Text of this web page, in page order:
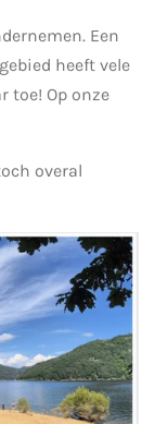
Een
heeft vele
toe! Op onze
overal